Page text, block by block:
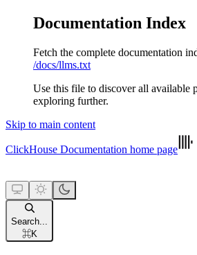
Documentation Index
Fetch the complete documentation
/docs/llms.txt
Use this file to discover all available
exploring further.
Skip to main content
ClickHouse Documentation home page
Search...
⌘K